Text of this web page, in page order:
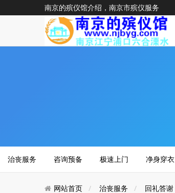
南京的殡仪馆介绍，南京市殡仪服务
治丧服务 咨询预备 极速上门 净身穿衣
网站首页 治丧服务 回礼答谢